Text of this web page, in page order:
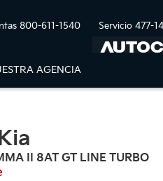
800-611-1540 Servicio 477-
AGENCIA
II 8AT GT LINE TURBO